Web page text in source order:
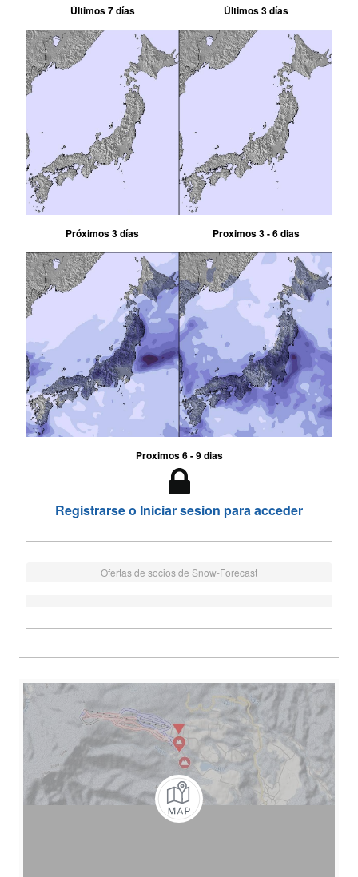
Últimos 7 días Últimos 3 días
Próximos 3 días Proximos 3 - 6 dias
Proximos 6 - 9 dias
Registrarse o Iniciar sesion para acceder
Ofertas de socios de Snow-Forecast